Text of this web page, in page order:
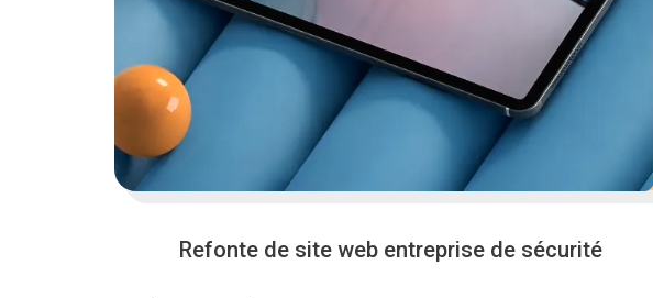
Refonte de site web entreprise de sécurité